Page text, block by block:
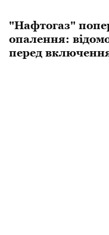
"Нафтогаз"
опалення:
перед